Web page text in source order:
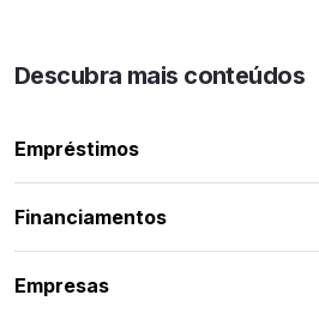
Descubra mais conteúdos
Empréstimos
Financiamentos
Empresas